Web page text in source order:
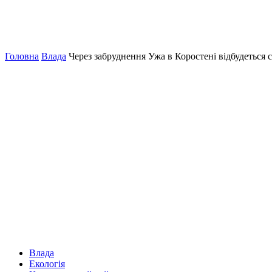
Головна Влада Через забруднення Ужа в Коростені відбудеться
Влада
Екологія